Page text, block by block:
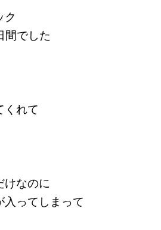
ク
間でした
くれて
けなのに
ってしまって